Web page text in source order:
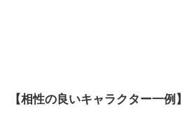
【相性の良いキャラクター一例】